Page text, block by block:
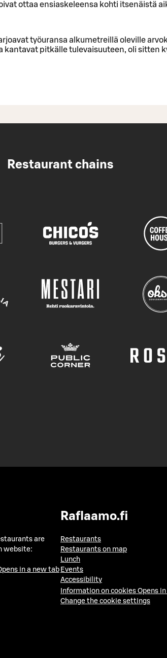
ottaa ensiaskeleensa kohti itsenäistä
työuransa alkumetreillä oleville
kantavat pitkälle tulevaisuuteen, oli sitten
Restaurant chains
are
website:
in a new tab
Raflaamo.fi
Restaurants
Restaurants on map
Lunch
Events
Accessibility
Information on cookies Opens
Change the cookie settings